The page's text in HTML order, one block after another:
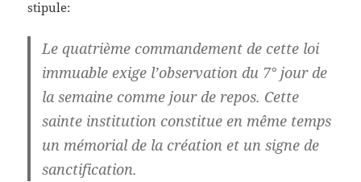
stipule:
Le quatrième commandement de cette loi
immuable exige l’observation du 7° jour de
la semaine comme jour de repos. Cette
sainte institution constitue en même temps
un mémorial de la création et un signe de
sanctification.